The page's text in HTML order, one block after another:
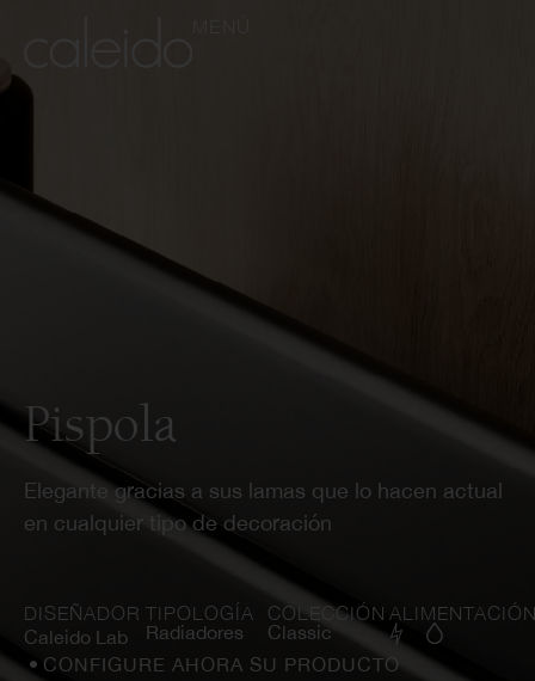
Pispola
Elegante gracias a sus lamas que lo hacen actual
en cualquier tipo de decoración
CONFIGURE AHORA SU PRODUCTO
DISEÑADOR
Caleido Lab
TIPOLOGÍA
Radiadores
COLECCIÓN
Classic